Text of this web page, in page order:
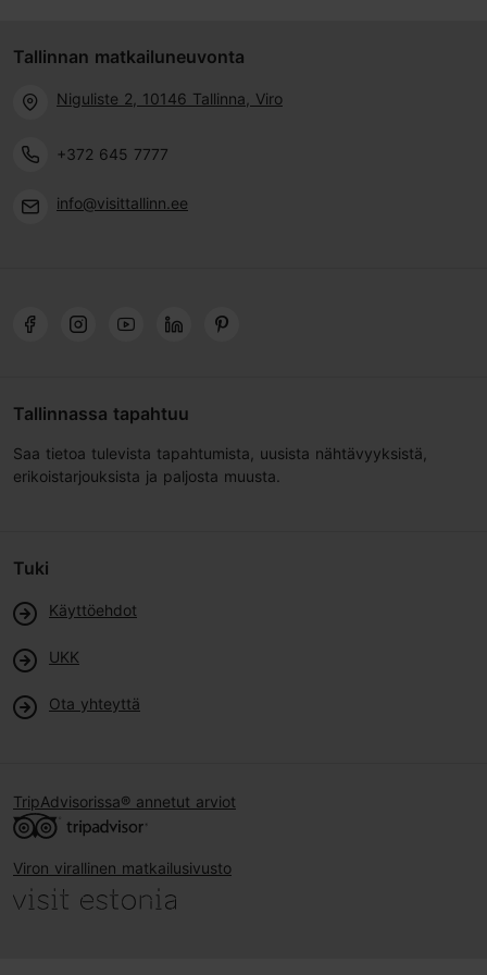
Tallinnan matkailuneuvonta
Niguliste 2, 10146 Tallinna, Viro
+372 645 7777
info@visittallinn.ee
Tallinnassa tapahtuu
Saa tietoa tulevista tapahtumista, uusista nähtävyyksistä,
erikoistarjouksista ja paljosta muusta.
Tuki
Käyttöehdot
UKK
Ota yhteyttä
TripAdvisorissa® annetut arviot
Viron virallinen matkailusivusto